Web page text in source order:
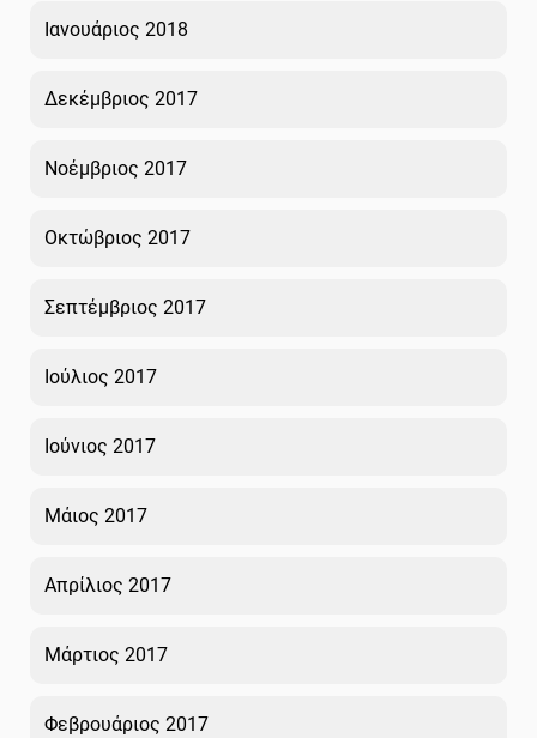
Ιανουάριος 2018
Δεκέμβριος 2017
Νοέμβριος 2017
Οκτώβριος 2017
Σεπτέμβριος 2017
Ιούλιος 2017
Ιούνιος 2017
Μάιος 2017
Απρίλιος 2017
Μάρτιος 2017
Φεβρουάριος 2017